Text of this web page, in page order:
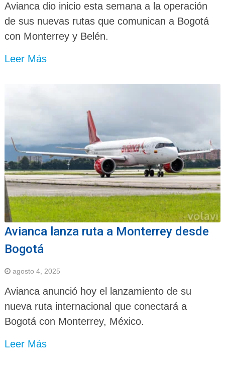
Avianca dio inicio esta semana a la operación
de sus nuevas rutas que comunican a Bogotá
con Monterrey y Belén.
Leer Más
Avianca lanza ruta a Monterrey desde
Bogotá
agosto 4, 2025
Avianca anunció hoy el lanzamiento de su
nueva ruta internacional que conectará a
Bogotá con Monterrey, México.
Leer Más